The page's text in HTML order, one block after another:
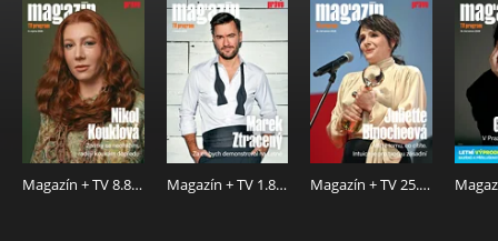
Magazín + TV 8.8.2026 Magazín + TV 1.8.2026 Magazín + TV 25.7.2026